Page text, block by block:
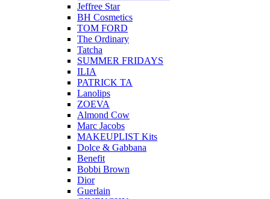
Jeffree Star
BH Cosmetics
TOM FORD
The Ordinary
Tatcha
SUMMER FRIDAYS
ILIA
PATRICK TA
Lanolips
ZOEVA
Almond Cow
Marc Jacobs
MAKEUPLIST Kits
Dolce & Gabbana
Benefit
Bobbi Brown
Dior
Guerlain